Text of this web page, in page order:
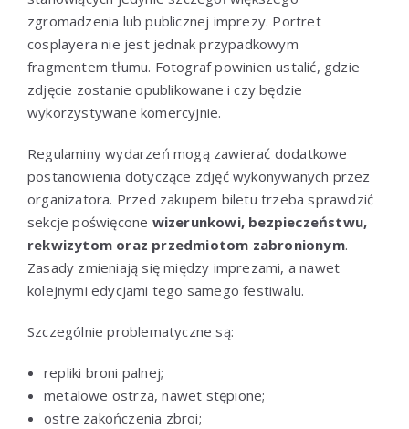
zgromadzenia lub publicznej imprezy. Portret
cosplayera nie jest jednak przypadkowym
fragmentem tłumu. Fotograf powinien ustalić, gdzie
zdjęcie zostanie opublikowane i czy będzie
wykorzystywane komercyjnie.
Regulaminy wydarzeń mogą zawierać dodatkowe
postanowienia dotyczące zdjęć wykonywanych przez
organizatora. Przed zakupem biletu trzeba sprawdzić
sekcje poświęcone wizerunkowi, bezpieczeństwu,
rekwizytom oraz przedmiotom zabronionym.
Zasady zmieniają się między imprezami, a nawet
kolejnymi edycjami tego samego festiwalu.
Szczególnie problematyczne są:
repliki broni palnej;
metalowe ostrza, nawet stępione;
ostre zakończenia zbroi;